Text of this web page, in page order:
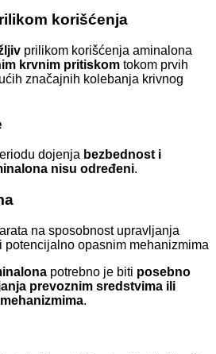
korišćenja
prilikom korišćenja aminalona
krvnim pritiskom tokom prvih
značajnih kolebanja krivnog
dojenja bezbednost i
nisu određeni.
na sposobnost upravljanja
potencijalno opasnim mehanizmima
potrebno je biti posebno
prevoznim sredstvima ili
.